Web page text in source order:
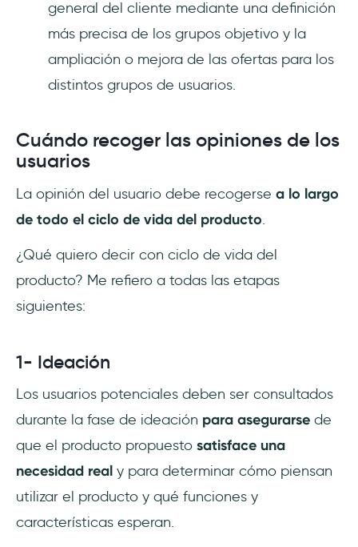
general del cliente mediante una definición
más precisa de los grupos objetivo y la
ampliación o mejora de las ofertas para los
distintos grupos de usuarios.
Cuándo recoger las opiniones de los
usuarios
La opinión del usuario debe recogerse a lo largo
de todo el ciclo de vida del producto.
¿Qué quiero decir con ciclo de vida del
producto? Me refiero a todas las etapas
siguientes:
1- Ideación
Los usuarios potenciales deben ser consultados
durante la fase de ideación para asegurarse de
que el producto propuesto satisface una
necesidad real y para determinar cómo piensan
utilizar el producto y qué funciones y
características esperan.